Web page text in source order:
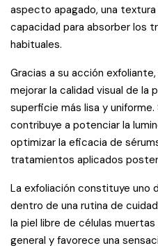
aspecto apagado, una textura
capacidad para absorber los
habituales.
Gracias a su acción
mejorar la calidad visual de la
superficie más lisa y
contribuye a potenciar la
optimizar la eficacia de
tratamientos aplicados
La exfoliación constituye uno
dentro de una rutina de
la piel libre de células
general y favorece una